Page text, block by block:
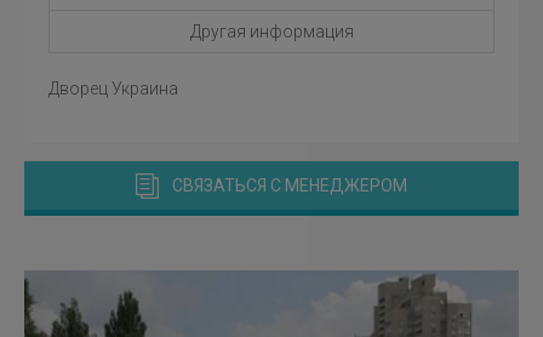
Другая информация
Дворец Украина
СВЯЗАТЬСЯ С МЕНЕДЖЕРОМ